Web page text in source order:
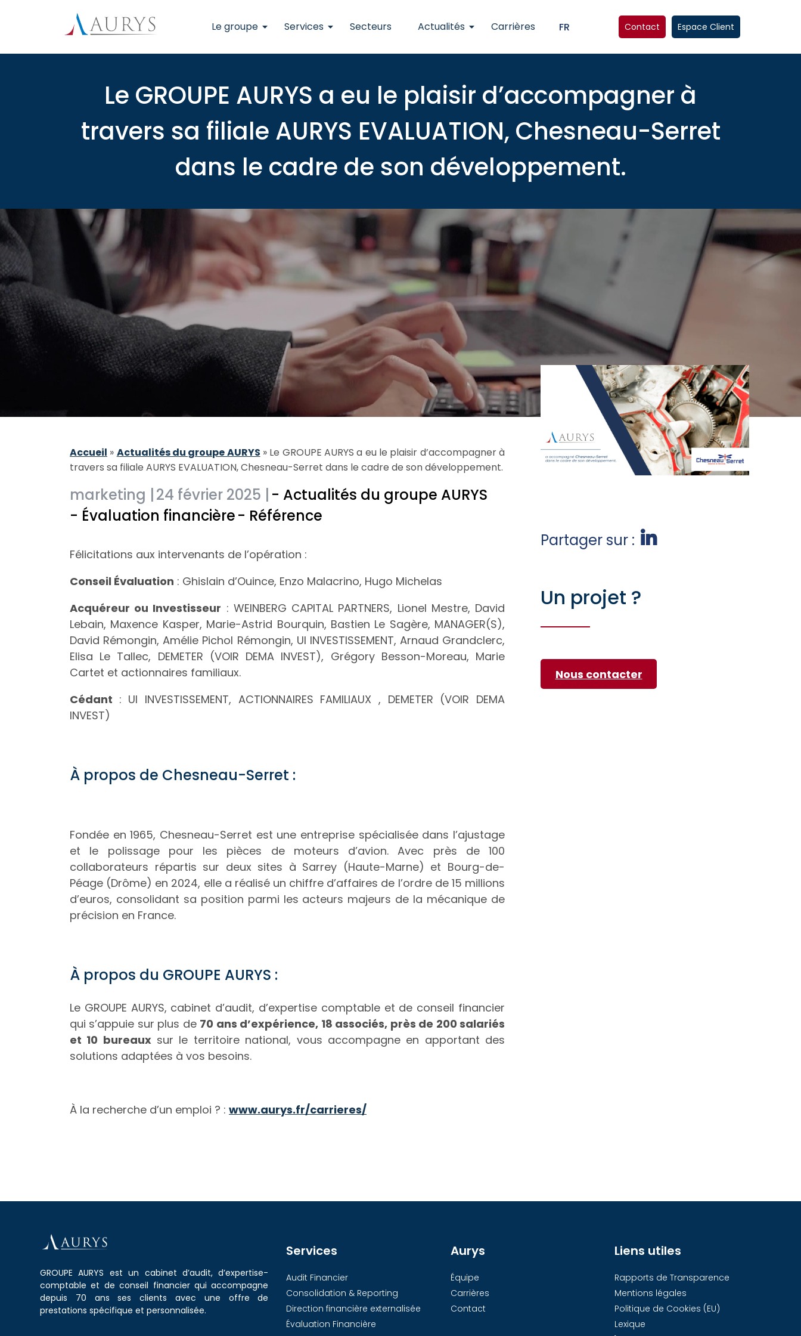
Le groupe Services Secteurs Actualités Carrières FR Contact Espace Client
Le GROUPE AURYS a eu le plaisir d’accompagner à
travers sa filiale AURYS EVALUATION, Chesneau-Serret
dans le cadre de son développement.
Accueil » Actualités du groupe AURYS » Le GROUPE AURYS a eu le plaisir d’accompagner à
travers sa filiale AURYS EVALUATION, Chesneau-Serret dans le cadre de son développement.
marketing |24 février 2025 | - Actualités du groupe AURYS
- Évaluation financière- Référence
Félicitations aux intervenants de l’opération :
Conseil Évaluation : Ghislain d’Ouince, Enzo Malacrino, Hugo Michelas
Acquéreur ou Investisseur : WEINBERG CAPITAL PARTNERS, Lionel Mestre, David
Lebain, Maxence Kasper, Marie-Astrid Bourquin, Bastien Le Sagère, MANAGER(S),
David Rémongin, Amélie Pichol Rémongin, UI INVESTISSEMENT, Arnaud Grandclerc,
Elisa Le Tallec, DEMETER (VOIR DEMA INVEST), Grégory Besson-Moreau, Marie
Cartet et actionnaires familiaux.
Cédant : UI INVESTISSEMENT, ACTIONNAIRES FAMILIAUX , DEMETER (VOIR DEMA
INVEST)
À propos de Chesneau-Serret :
Fondée en 1965, Chesneau-Serret est une entreprise spécialisée dans l’ajustage
et le polissage pour les pièces de moteurs d’avion. Avec près de 100
collaborateurs répartis sur deux sites à Sarrey (Haute-Marne) et Bourg-de-
Péage (Drôme) en 2024, elle a réalisé un chiffre d’affaires de l’ordre de 15 millions
d’euros, consolidant sa position parmi les acteurs majeurs de la mécanique de
précision en France.
À propos du GROUPE AURYS :
Le GROUPE AURYS, cabinet d’audit, d’expertise comptable et de conseil financier
qui s’appuie sur plus de 70 ans d’expérience, 18 associés, près de 200 salariés
et 10 bureauxsur le territoire national, vous accompagne en apportant des
solutions adaptées à vos besoins.
À la recherche d’un emploi ? : www.aurys.fr/carrieres/
Partager sur :
Un projet ?
Nous contacter
GROUPE AURYS est un cabinet d’audit, d’expertise-
comptable et de conseil financier qui accompagne
depuis 70 ans ses clients avec une offre de
prestations spécifique et personnalisée.
Services
Audit Financier
Consolidation & Reporting
Direction financière externalisée
Évaluation Financière
Aurys
Équipe
Carrières
Contact
Liens utiles
Rapports de Transparence
Mentions légales
Politique de Cookies (EU)
Lexique